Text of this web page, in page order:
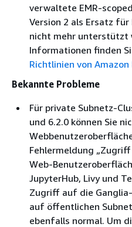
verwaltete EMR-
Version 2 als Ersatz
nicht mehr unterstützt
Informationen finden
Richtlinien von Amazon
Bekannte Probleme
Für private Subnetz-
und 6.2.0 können Sie
Fehlermeldung
Web-
JupyterHub, Livy und
Zugriff auf die
auf öffentlichen
ebenfalls normal. Um